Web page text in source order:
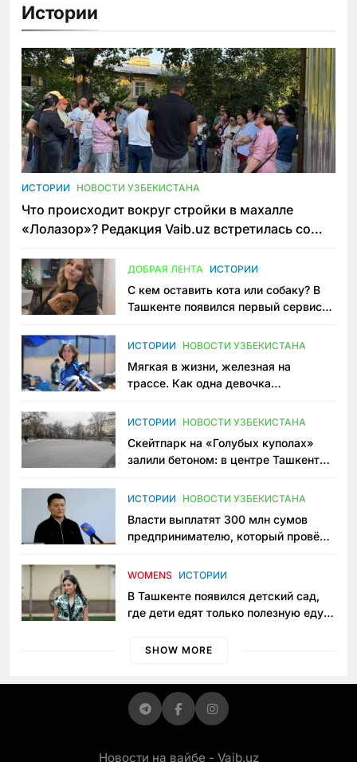
Истории
ИСТОРИИ НОВОСТИ УЗБЕКИСТАНА
Что происходит вокруг стройки в махалле
«Лолазор»? Редакция Vaib.uz встретилась со
ДОБРАЯ ЛЕНТА ИСТОРИИ
С кем оставить кота или собаку? В
Ташкенте появился первый сервис
ИСТОРИИ НОВОСТИ УЗБЕКИСТАНА
Мягкая в жизни, железная на
трассе. Как одна девочка
Узбекистане
ИСТОРИИ НОВОСТИ УЗБЕКИСТАНА
Скейтпарк на «Голубых куполах»
залили бетоном: в центре Ташкента
пространство
ИСТОРИИ НОВОСТИ УЗБЕКИСТАНА
Власти выплатят 300 млн сумов
предпринимателю, который провёл
приговору
WOMENS ИСТОРИИ
В Ташкенте появился детский сад,
где дети едят только полезную еду.
просить «кашу без сахара»
SHOW MORE
Новости на вайбе - Vaib.uz